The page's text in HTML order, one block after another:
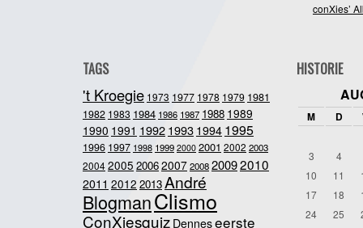
conXies’
TAGS
't Kroegie 1973 1977 1978 1979 1981
1982 1983 1984 1986 1987 1988 1989
1990 1991 19921993 1994 1995
1996 1997 1998 1999 2000 2001 2002 2003
20042005 20062007200820092010
2011 2012 2013André
BlogmanClismo
ConXiesquiz Denneseerste
HISTORIE
M D
3
4
10
11
17
18
24
25